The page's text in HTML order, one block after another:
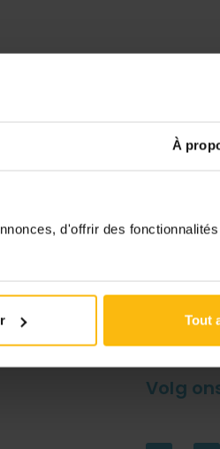
À
d'offrir des
Tout
Volg